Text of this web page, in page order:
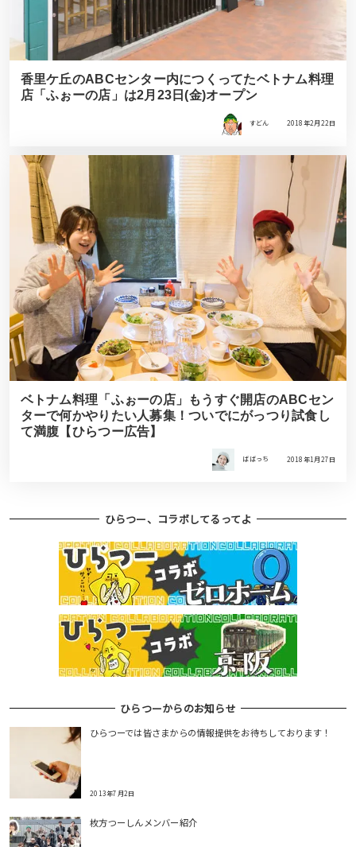
香里ケ丘のABCセンター内につくってたベトナム料理
店「ふぉーの店」は2月23日(金)オープン
すどん 2018年2月22日
ベトナム料理「ふぉーの店」もうすぐ開店のABCセン
ターで何かやりたい人募集！ついでにがっつり試食し
て満腹【ひらつー広告】
ばばっち 2018年1月27日
ひらつー、コラボしてるってよ
ひらつーからのお知らせ
ひらつーでは皆さまからの情報提供をお待ちしております！
2013年7月2日
枚方つーしんメンバー紹介